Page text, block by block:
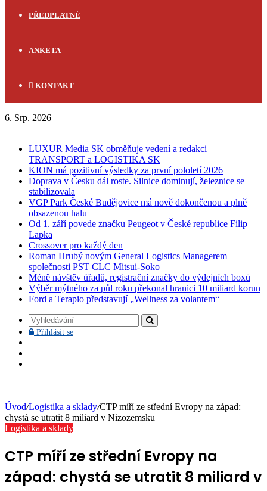
PŘEDPLATNÉ
ANKETA
KONTAKT
6. Srp. 2026
LUXUR Media SK obměňuje vedení a redakci
TRANSPORT a LOGISTIKA SK
KION má pozitivní výsledky za první pololetí 2026
Doprava v Česku dál roste. Silnice dominují, železnice se
stabilizovala
VGP Park České Budějovice má nově dokončenou a plně
obsazenou halu
Od 1. září povede značku Peugeot v České republice Filip
Lapka
Crossover pro každý den
Roman Hrubý novým General Logistics Managerem
společnosti PST CLC Mitsui-Soko
Méně návštěv úřadů, registrační značky do výdejních boxů
Výběr mýtného za půl roku překonal hranici 10 miliard korun
Ford a Terapio představují „Wellness za volantem“
Vyhledávání
Přihlásit sePřihlásit
Úvod/Logistika a sklady/CTP míří ze střední Evropy na západ:
chystá se utratit 8 miliard v Nizozemsku
Logistika a sklady
CTP míří ze střední Evropy na
západ: chystá se utratit 8 miliard v